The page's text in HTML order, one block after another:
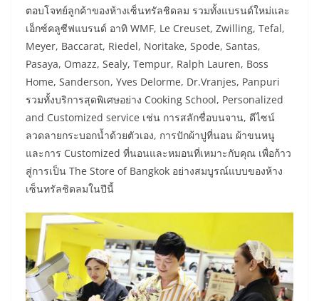
ตอบโจทย์ลูกค้าของห้างเซ็นทรัลชิดลม รวมทั้งแบรนด์ใหม่และ
เอ็กซ์คลูซีฟแบรนด์ อาทิ WMF, Le Creuset, Zwilling, Tefal,
Meyer, Baccarat, Riedel, Noritake, Spode, Santas,
Pasaya, Omazz, Sealy, Tempur, Ralph Lauren, Boss
Home, Sanderson, Yves Delorme, Dr.Vranjes, Panpuri
รวมทั้งบริการสุดพิเศษอย่าง Cooking School, Personalized
and Customized service เช่น การสลักชื่อบนจาน, ดีไซน์
ลวดลายกระบอกน้ำด้วยตัวเอง, การปักผ้าปูที่นอน ผ้าขนหนู
และการ Customized ที่นอนและหมอนที่เหมาะกับคุณ เพื่อก้าว
สู่การเป็น The Store of Bangkok อย่างสมบูรณ์แบบของห้าง
เซ็นทรัลชิดลมในปีนี้